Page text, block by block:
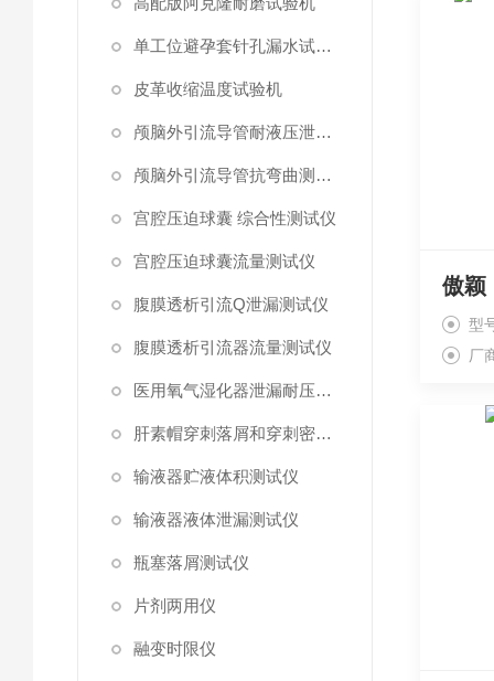
单工位避孕套针孔漏水试验仪
皮革收缩温度试验机
颅脑外引流导管耐液压泄漏测试仪
颅脑外引流导管抗弯曲测试仪
宫腔压迫球囊 综合性测试仪
宫腔压迫球囊流量测试仪
腹膜透析引流Q泄漏测试仪
腹膜透析引流器流量测试仪
医用氧气湿化器泄漏耐压测试仪
肝素帽穿刺落屑和穿刺密封性测试仪
输液器贮液体积测试仪
输液器液体泄漏测试仪
瓶塞落屑测试仪
片剂两用仪
融变时限仪
型
厂